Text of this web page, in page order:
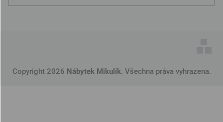
Copyright 2026 Nábytek Mikulík. Všechna práva vyhrazena.